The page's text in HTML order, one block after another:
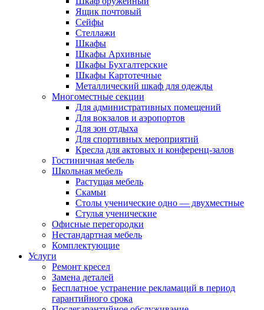
Ящик почтовый
Сейфы
Стеллажи
Шкафы
Шкафы Архивные
Шкафы Бухгалтерские
Шкафы Картотечные
Металлический шкаф для одежды
Многоместные секции
Для административных помещений
Для вокзалов и аэропортов
Для зон отдыха
Для спортивных мероприятий
Кресла для актовых и конференц-залов
Гостиничная мебель
Школьная мебель
Растущая мебель
Скамьи
Столы ученические одно — двухместные
Стулья ученические
Офисные перегородки
Нестандартная мебель
Комплектующие
Услуги
Ремонт кресел
Замена деталей
Бесплатное устранение рекламаций в период
гарантийного срока